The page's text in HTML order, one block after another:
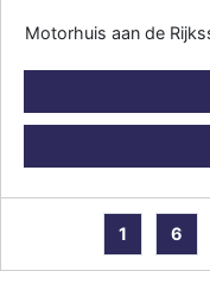
Motorhuis aan de
1 6